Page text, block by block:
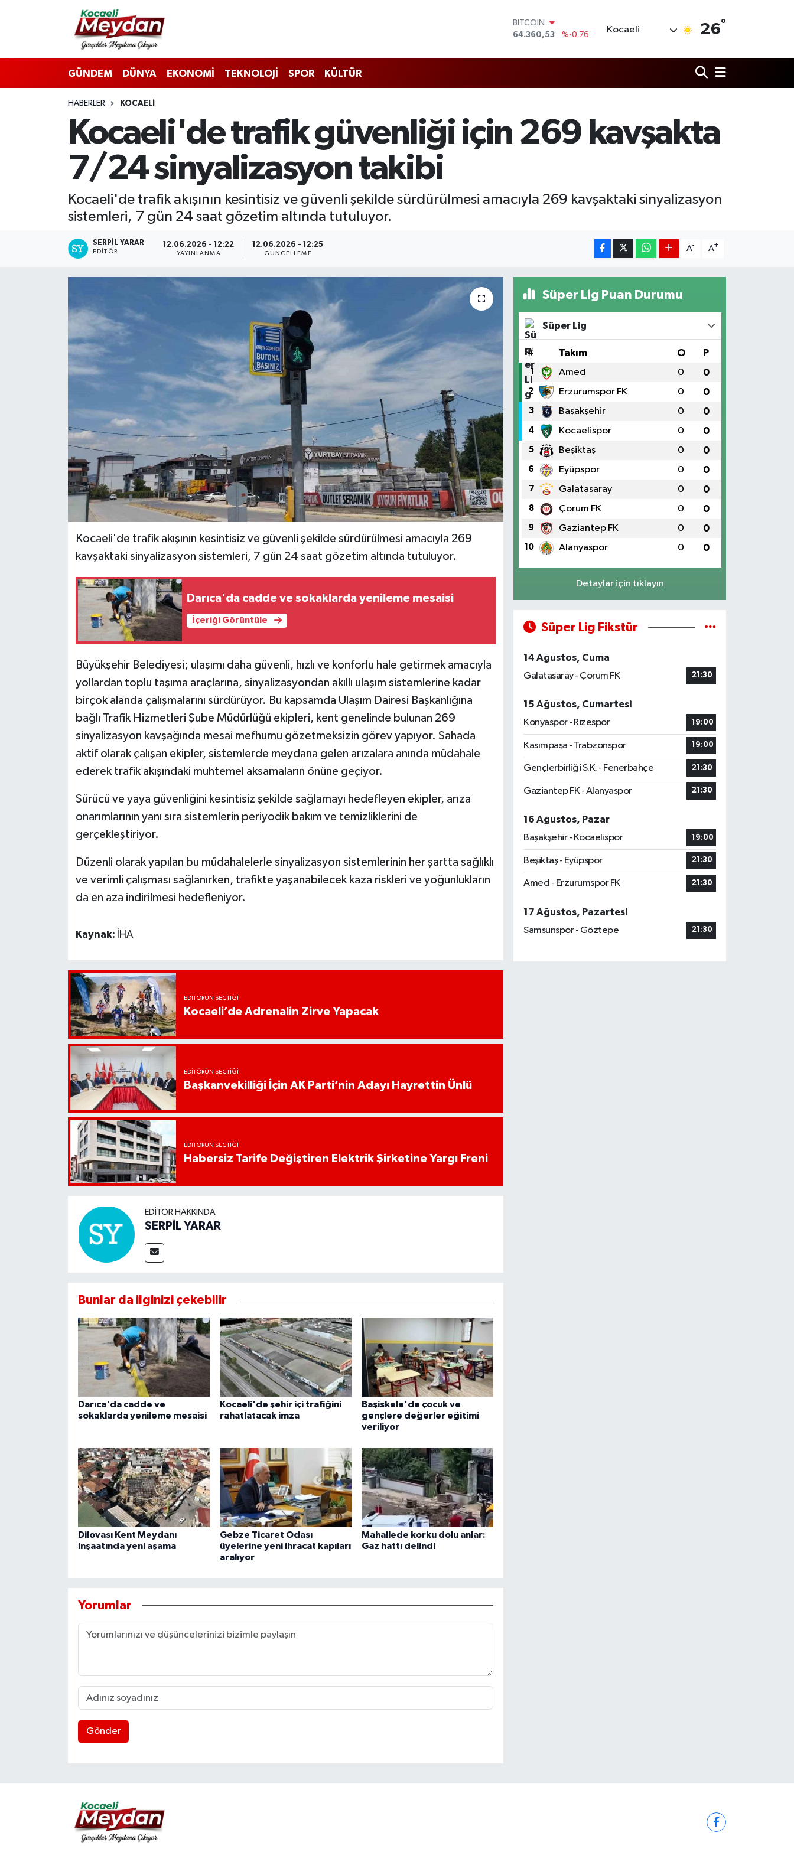
64.360,53
DOLAR
EURO
6574.81
%1.44
BİST100
13.799
%70
Kocaeli 26°
GÜNDEM DÜNYA EKONOMİ TEKNOLOJİ SPOR KÜLTÜR
HABERLER KOCAELI
Kocaeli'de trafik güvenliği için 269 kavşakta
7/24 sinyalizasyon takibi
Kocaeli'de trafik akışının kesintisiz ve güvenli şekilde sürdürülmesi amacıyla 269 kavşaktaki sinyalizasyon
sistemleri, 7 gün 24 saat gözetim altında tutuluyor.
SERPİL YARAR
EDITÖR
12.06.2026 - 12:22
YAYINLANMA
12.06.2026 - 12:25
GÜNCELLEME
A- A+
Kocaeli'de trafik akışının kesintisiz ve güvenli şekilde sürdürülmesi amacıyla 269
kavşaktaki sinyalizasyon sistemleri, 7 gün 24 saat gözetim altında tutuluyor.
Darıca'da cadde ve sokaklarda yenileme mesaisi
İçeriği Görüntüle
Büyükşehir Belediyesi; ulaşımı daha güvenli, hızlı ve konforlu hale getirmek amacıyla
yollardan toplu taşıma araçlarına, sinyalizasyondan akıllı ulaşım sistemlerine kadar
birçok alanda çalışmalarını sürdürüyor. Bu kapsamda Ulaşım Dairesi Başkanlığına
bağlı Trafik Hizmetleri Şube Müdürlüğü ekipleri, kent genelinde bulunan 269
sinyalizasyon kavşağında mesai mefhumu gözetmeksizin görev yapıyor. Sahada
aktif olarak çalışan ekipler, sistemlerde meydana gelen arızalara anında müdahale
ederek trafik akışındaki muhtemel aksamaların önüne geçiyor.
Sürücü ve yaya güvenliğini kesintisiz şekilde sağlamayı hedefleyen ekipler, arıza
onarımlarının yanı sıra sistemlerin periyodik bakım ve temizliklerini de
gerçekleştiriyor.
Düzenli olarak yapılan bu müdahalelerle sinyalizasyon sistemlerinin her şartta sağlıklı
ve verimli çalışması sağlanırken, trafikte yaşanabilecek kaza riskleri ve yoğunlukların
da en aza indirilmesi hedefleniyor.
Kaynak: İHA
EDITÖRÜN SEÇTIĞI
Kocaeli’de Adrenalin Zirve Yapacak
EDITÖRÜN SEÇTIĞI
Başkanvekilliği İçin AK Parti’nin Adayı Hayrettin Ünlü
EDITÖRÜN SEÇTIĞI
Habersiz Tarife Değiştiren Elektrik Şirketine Yargı Freni
EDITÖR HAKKINDA
SERPİL YARAR
Bunlar da ilginizi çekebilir
Darıca'da cadde ve
sokaklarda yenileme mesaisi
Kocaeli'de şehir içi trafiğini
rahatlatacak imza
Başiskele'de çocuk ve
gençlere değerler eğitimi
veriliyor
Dilovası Kent Meydanı
inşaatında yeni aşama
Gebze Ticaret Odası
üyelerine yeni ihracat kapıları
aralıyor
Mahallede korku dolu anlar:
Gaz hattı delindi
Yorumlar
Gönder
Süper Lig Puan Durumu
Süper Lig
# Takım O P
1 Amed 0 0
2 Erzurumspor FK 0 0
3 Başakşehir 0 0
4 Kocaelispor 0 0
5 Beşiktaş 0 0
6 Eyüpspor 0 0
7 Galatasaray 0 0
8 Çorum FK 0 0
9 Gaziantep FK 0 0
10 Alanyaspor 0 0
Detaylar için tıklayın
Süper Lig Fikstür
14 Ağustos, Cuma
Galatasaray - Çorum FK
21:30
15 Ağustos, Cumartesi
Konyaspor - Rizespor
19:00
Kasımpaşa - Trabzonspor 19:00
Gençlerbirliği S.K. - Fenerbahçe 21:30
Gaziantep FK - Alanyaspor 21:30
16 Ağustos, Pazar
Başakşehir - Kocaelispor
19:00
Beşiktaş - Eyüpspor 21:30
Amed - Erzurumspor FK 21:30
17 Ağustos, Pazartesi
Samsunspor - Göztepe
21:30
Nöbetçi Eczaneler
Hava Durumu
Trafik Durumu
Süper Lig Puan Durumu ve Fikstür
Tüm Manşetler
Son Dakika Haberleri